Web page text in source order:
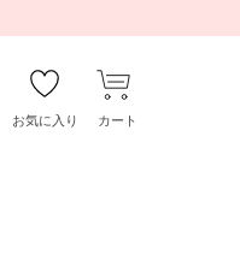
お気に入り カート